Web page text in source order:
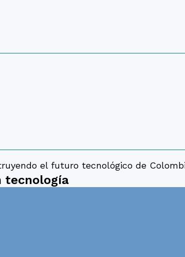
el futuro tecnológico de
tecnología